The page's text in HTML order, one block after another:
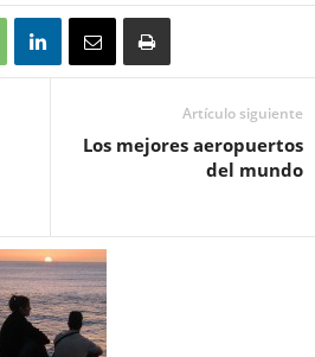
Artículo siguiente
Los mejores aeropuertos
del mundo